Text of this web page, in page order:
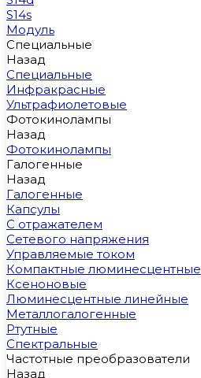
S14s
Модуль
Специальные
Назад
Специальные
Инфракрасные
Ультрафиолетовые
Фотокинолампы
Назад
Фотокинолампы
Галогенные
Назад
Галогенные
Капсулы
С отражателем
Сетевого напряжения
Управляемые током
Компактные люминесцентные
Ксеноновые
Люминесцентные линейные
Металлогалогенные
Ртутные
Спектральные
Частотные преобразователи
Назад